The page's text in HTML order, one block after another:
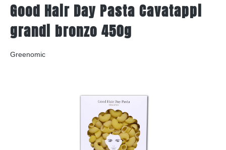
Good Hair Day Pasta Cavatappi
grandi bronzo 450g
Greenomic